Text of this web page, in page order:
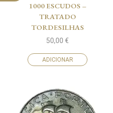
1000 ESCUDOS –
TRATADO
TORDESILHAS
50,00 €
ADICIONAR